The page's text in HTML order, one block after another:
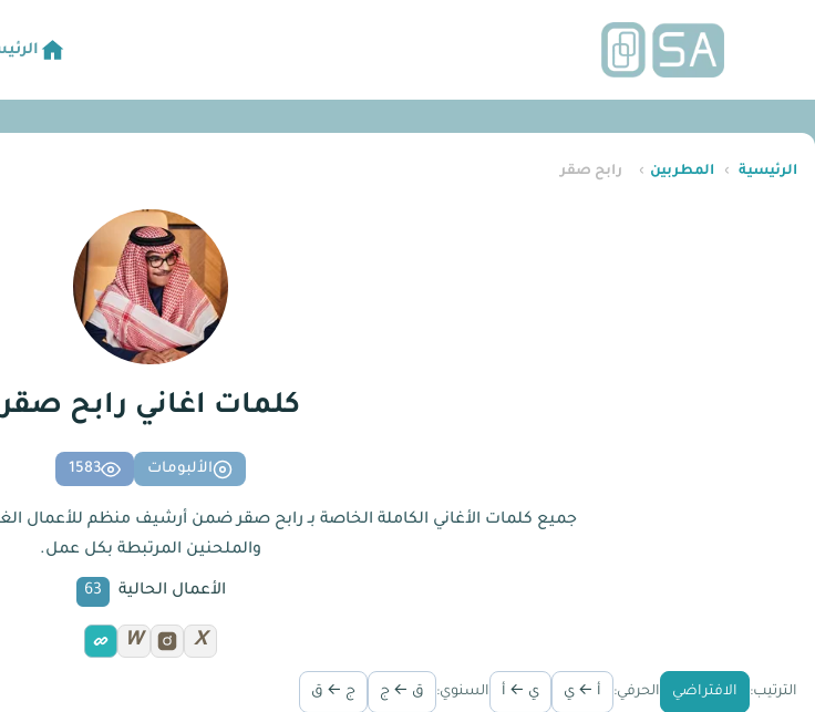
الرئيسية › المطربين › رابح صقر
كلمات اغاني رابح صقر
الألبومات 1583
جميع كلمات الأغاني الكاملة الخاصة بـ رابح صقر ضمن أرشيف منظم للأعمال
والملحنين المرتبطة بكل عمل.
الأعمال الحالية 63
X
W
الترتيب: الافتراضي الحرفي: أ ← ي ي ← أ السنوي: ق ← ج ج ← ق